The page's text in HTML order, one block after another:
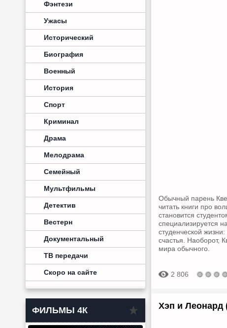
Фэнтези
Ужасы
Исторический
Биография
Военный
История
Спорт
Криминал
Драма
Мелодрама
Семейный
Мультфильмы
Детектив
Вестерн
Документальный
ТВ передачи
Скоро на сайте
ФИЛЬМЫ 4К
Обычный парень
читать книги про
становится
специализируется
студенческой
счастья. Наоборот,
мира обычного.
2 806
Хэп и Леонард